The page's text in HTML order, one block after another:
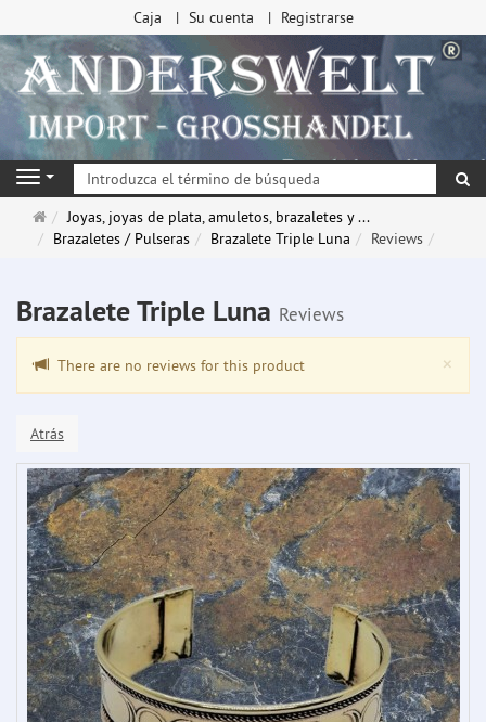
Caja Su cuenta Registrarse
Navigation
Página
de
Joyas, joyas de plata, amuletos, brazaletes y ...
Brazaletes / Pulseras
Brazalete Triple Luna Reviews
Brazalete Triple Luna Reviews
×
There are no reviews for this product
Atrás